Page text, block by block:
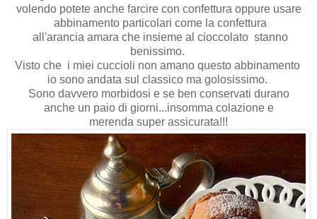
volendo potete anche farcire con confettura oppure usare
abbinamento particolari come la confettura
all'arancia amara che insieme al cioccolato stanno
benissimo.
Visto che i miei cuccioli non amano questo abbinamento
io sono andata sul classico ma golosissimo.
Sono davvero morbidosi e se ben conservati durano
anche un paio di giorni...insomma colazione e
merenda super assicurata!!!